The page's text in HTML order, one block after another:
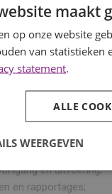
in, bewaakt de
manier
uit:
voortgang;
en uitvoering;
en rapportages;
maakt
op onze website
van statistieken
statement.
ALLE
WEERGEVEN